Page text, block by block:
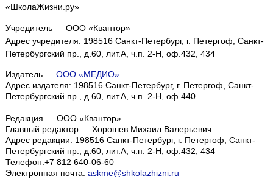
«ШколаЖизни.ру»
Учредитель — ООО «Квантор»
Адрес учредителя: 198516 Санкт-Петербург, г. Петергоф, Санкт-
Петербургский пр., д.60, лит.А, ч.п. 2-Н, оф.432, 434
Издатель — ООО «МЕДИО»
Адрес издателя: 198516 Санкт-Петербург, г. Петергоф, Санкт-
Петербургский пр., д.60, лит.А, ч.п. 2-Н, оф.440
Редакция — ООО «Квантор»
Главный редактор — Хорошев Михаил Валерьевич
Адрес редакции: 198516 Санкт-Петербург, г. Петергоф, Санкт-
Петербургский пр., д.60, лит.А, ч.п. 2-Н, оф.432, 434
Телефон:+7 812 640-06-60
Электронная почта: askme@shkolazhizni.ru